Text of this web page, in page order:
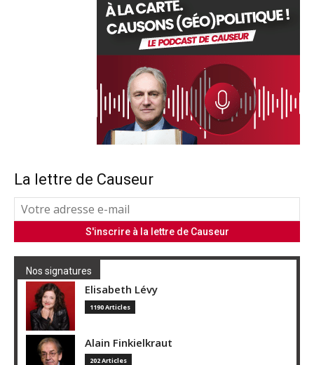
La lettre de Causeur
Nos signatures
Elisabeth Lévy
1190 Articles
Alain Finkielkraut
202 Articles